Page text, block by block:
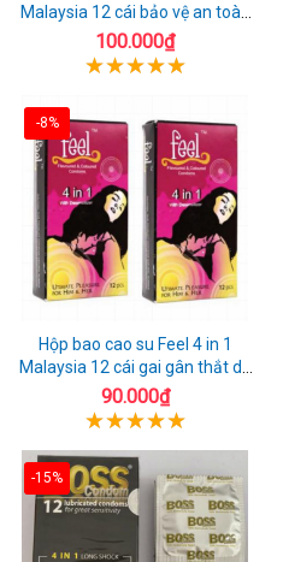
Malaysia 12 cái bảo vệ an toàn
tuyệt đối
100.000₫
-8%
Hộp bao cao su Feel 4 in 1
Malaysia 12 cái gai gân thắt dễ
sử dụng
90.000₫
-15%